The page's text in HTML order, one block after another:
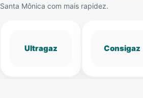
Santa Mônica com mais rapidez.
Ultragaz Consigaz